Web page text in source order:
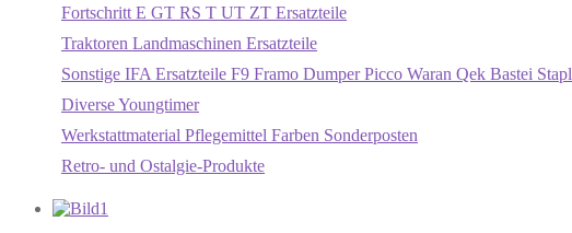
Fortschritt E GT RS T UT ZT Ersatzteile
Traktoren Landmaschinen Ersatzteile
Sonstige IFA Ersatzteile F9 Framo Dumper Picco Waran Qek Bastei
Diverse Youngtimer
Werkstattmaterial Pflegemittel Farben Sonderposten
Retro- und Ostalgie-Produkte